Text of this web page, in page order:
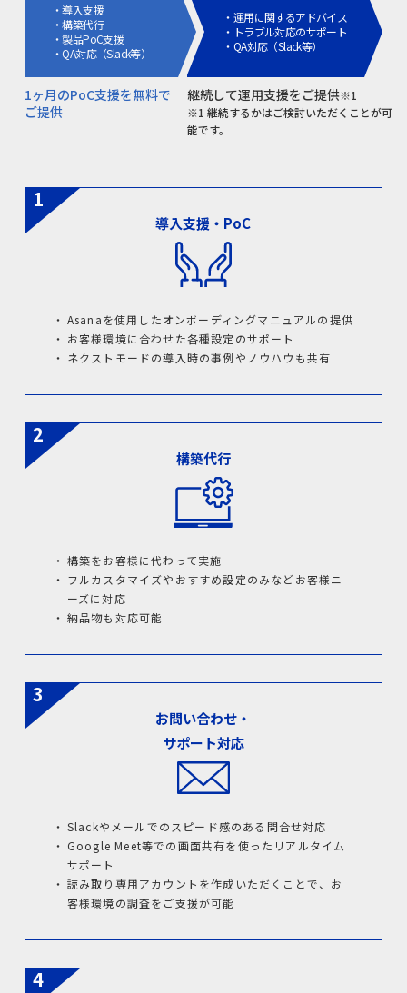
導入支援
構築代行
製品PoC支援
QA対応（Slack等）
1ヶ月のPoC支援を無料で
ご提供
運用に関するアドバイス
トラブル対応のサポート
QA対応（Slack等）
継続して運用支援をご提供※1
※1 継続するかはご検討いただくことが可
能です。
導入支援・PoC
Asanaを使用したオンボーディングマニュアルの提供
お客様環境に合わせた各種設定のサポート
ネクストモードの導入時の事例やノウハウも共有
構築代行
構築をお客様に代わって実施
フルカスタマイズやおすすめ設定のみなどお客様ニ
ーズに対応
納品物も対応可能
お問い合わせ・
サポート対応
Slackやメールでのスピード感のある問合せ対応
Google Meet等での画面共有を使ったリアルタイム
サポート
読み取り専用アカウントを作成いただくことで、お
客様環境の調査をご支援が可能